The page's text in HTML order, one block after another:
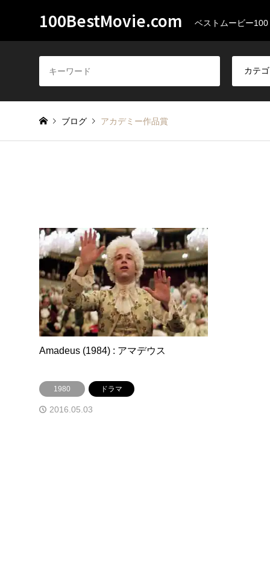
100BestMovie.com ベストムービー100
ブログ アカデミー作品賞
Amadeus (1984) : アマデウス
1980 ドラマ
2016.05.03